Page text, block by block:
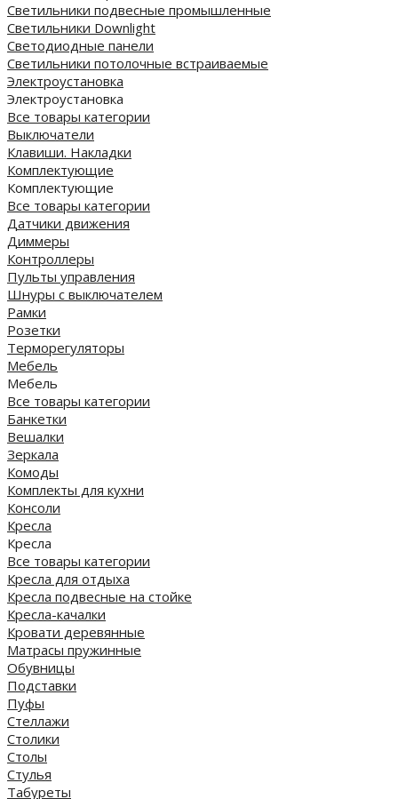
Светильники подвесные промышленные
Светильники Downlight
Светодиодные панели
Cветильники потолочные встраиваемые
Электроустановка
Электроустановка
Все товары категории
Выключатели
Клавиши. Накладки
Комплектующие
Комплектующие
Все товары категории
Датчики движения
Диммеры
Контроллеры
Пульты управления
Шнуры с выключателем
Рамки
Розетки
Терморегуляторы
Мебель
Мебель
Все товары категории
Банкетки
Вешалки
Зеркала
Комоды
Комплекты для кухни
Консоли
Кресла
Кресла
Все товары категории
Кресла для отдыха
Кресла подвесные на стойке
Кресла-качалки
Кровати деревянные
Матрасы пружинные
Обувницы
Подставки
Пуфы
Стеллажи
Столики
Столы
Стулья
Табуреты